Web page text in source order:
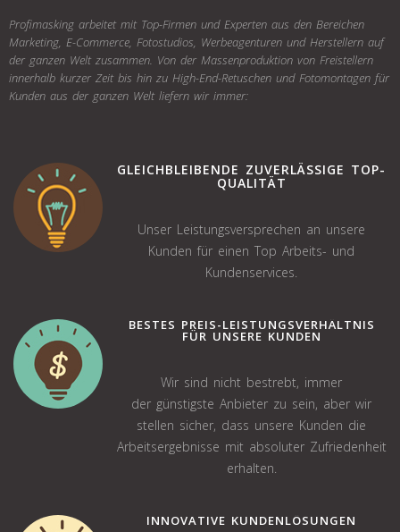
Profimasking arbeitet mit Top-Firmen und Experten aus den Bereichen
Marketing, E-Commerce, Fotostudios, Werbeagenturen und Herstellern auf
der ganzen Welt zusammen. Von der Massenproduktion von Freistellern
innerhalb kurzer Zeit bis hin zu High-End-Retuschen und Fotomontagen für
Kunden aus der ganzen Welt liefern wir immer:
GLEICHBLEIBENDE ZUVERLÄSSIGE TOP-
QUALITÄT
Unser Leistungsversprechen an unsere
Kunden für einen Top Arbeits- und
Kundenservices.
BESTES PREIS-LEISTUNGSVERHÄLTNIS
FÜR UNSERE KUNDEN
Wir sind nicht bestrebt, immer
der günstigste Anbieter zu sein, aber wir
stellen sicher, dass unsere Kunden die
Arbeitsergebnisse mit absoluter Zufriedenheit
erhalten.
INNOVATIVE KUNDENLÖSUNGEN